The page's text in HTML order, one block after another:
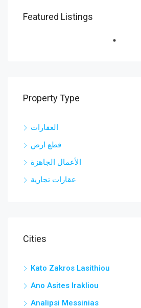
Featured Listings
Property Type
العقارات
قطع ارض
الأعمال الجاهزة
عقارات تجارية
Cities
Kato Zakros Lasithiou
Ano Asites Irakliou
Analipsi Messinias